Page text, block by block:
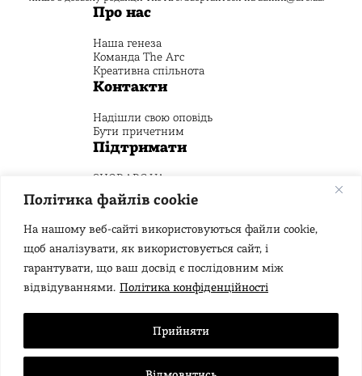
Політика файлів cookie
На нашому веб-сайті використовуються файли cookie,
щоб аналізувати, як використовується сайт, і
гарантувати, що ваш досвід є послідовним між
відвідуваннями. Політика конфіденційності
Прийняти
Про нас
Наша генеза
Команда The Arc
Креативна спільнота
Контакти
Надішли свою оповідь
Бути причетним
Підтримати
SHOP.ARC.UA
Пожертвуй на Креативний фонд
Стежити
Публічний договірПолітика конфіденційності
Правила та умови